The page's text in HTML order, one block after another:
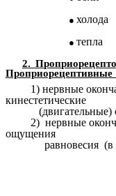
холода
тепла
2.
1) нервные
кинестетические
(двигательные)
2) нервные
ощущения
равновесия (в